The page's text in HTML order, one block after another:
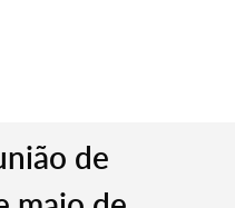
de